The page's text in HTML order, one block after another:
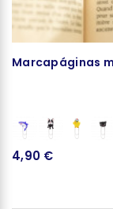
Marcapáginas
4,90 €